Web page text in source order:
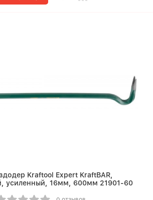
Kraftool Expert KraftBAR,
усиленный, 16мм, 600мм 21901-60